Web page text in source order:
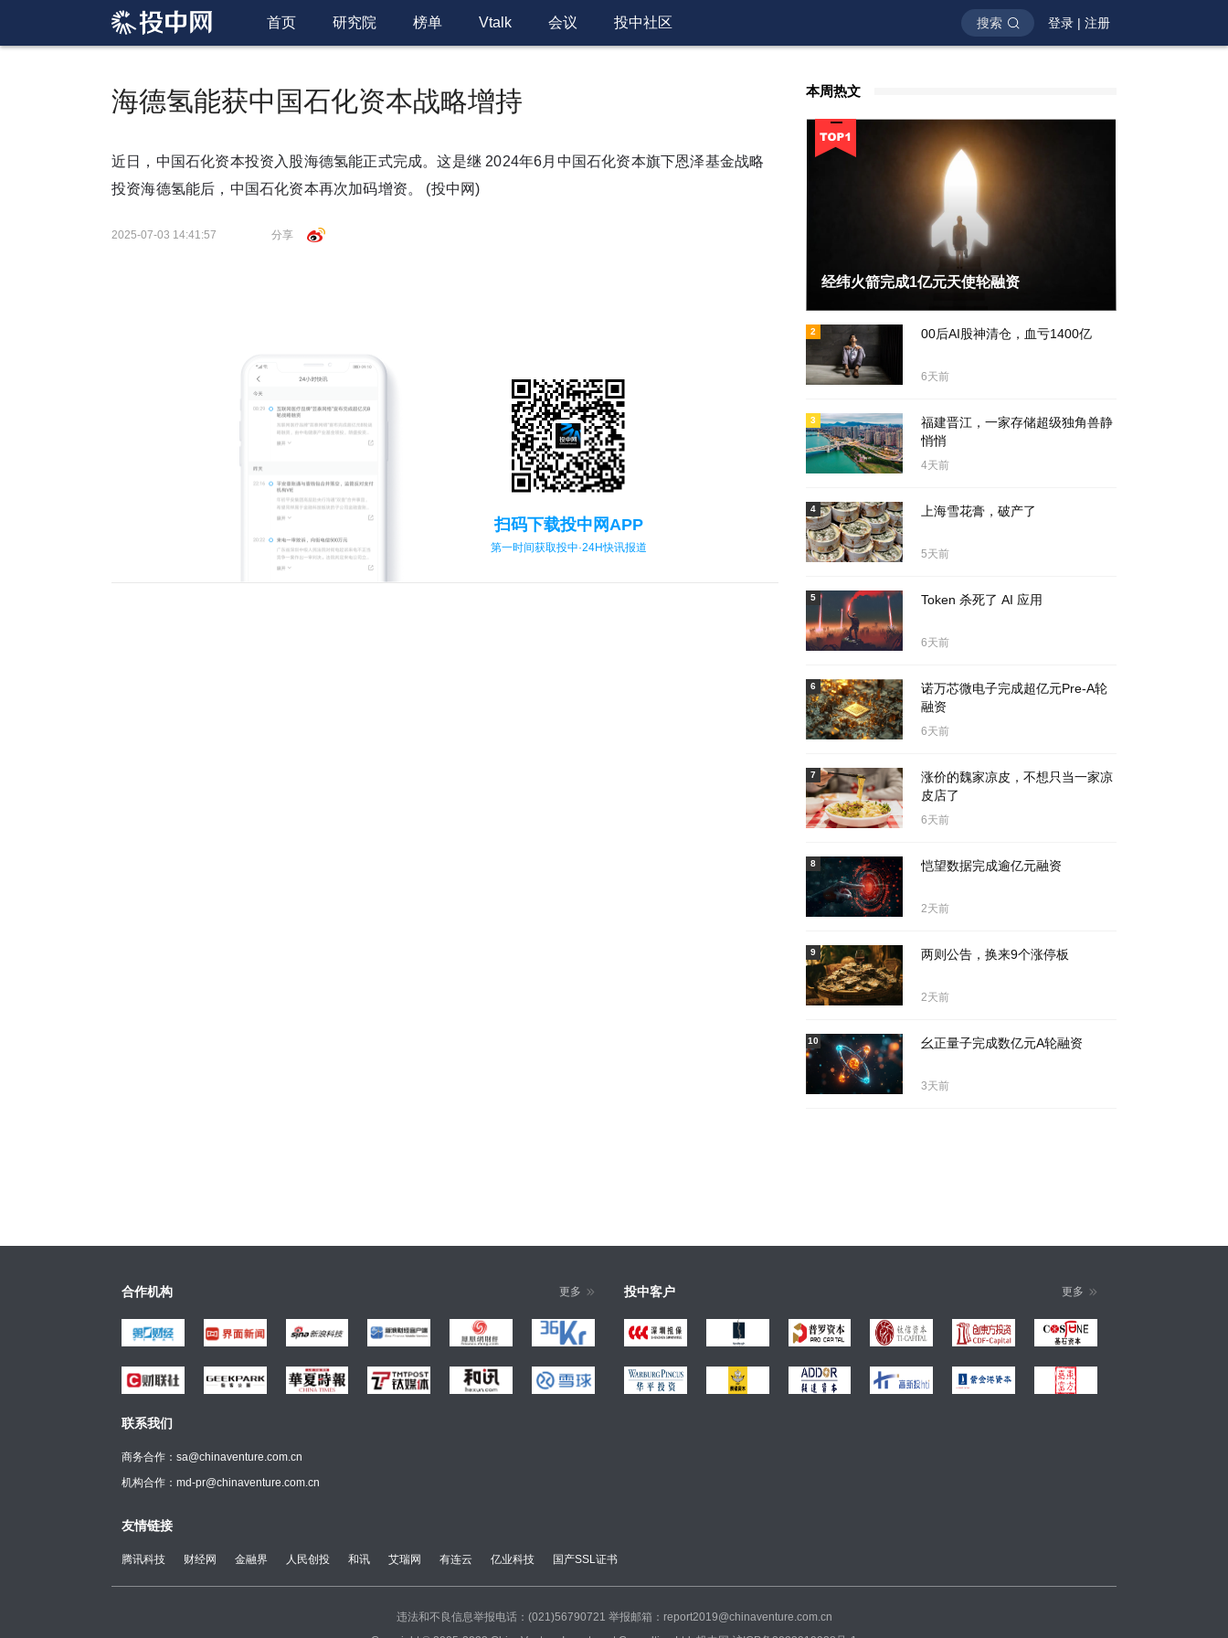
首页 研究院 榜单 Vtalk 会议 投中社区 搜索 登录 | 注册
海德氢能获中国石化资本战略增持
近日，中国石化资本投资入股海德氢能正式完成。这是继 2024年6月中国石化资本旗下恩泽基金战略
投资海德氢能后，中国石化资本再次加码增资。 (投中网)
2025-07-03 14:41:57 分享
扫码下载投中网APP
第一时间获取投中·24H快讯报道
本周热文
经纬火箭完成1亿元天使轮融资
6天前 00后AI股神清仓，血亏1400亿
6天前
2
福建晋江，一家存储超级独角兽静
悄悄
4天前
3
上海雪花膏，破产了
5天前
4
Token 杀死了 AI 应用
6天前
5
诺万芯微电子完成超亿元Pre-A轮
融资
6天前
6
涨价的魏家凉皮，不想只当一家凉
皮店了
6天前
7
恺望数据完成逾亿元融资
2天前
8
两则公告，换来9个涨停板
2天前
9
幺正量子完成数亿元A轮融资
3天前
10
合作机构 更多 投中客户 更多
联系我们
商务合作：sa@chinaventure.com.cn
机构合作：md-pr@chinaventure.com.cn
友情链接
腾讯科技 财经网 金融界 人民创投 和讯 艾瑞网 有连云 亿业科技 国产SSL证书
违法和不良信息举报电话：(021)56790721 举报邮箱：report2019@chinaventure.com.cn